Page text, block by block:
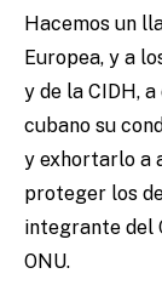
Hacemos un
Europea, y a
y de la CIDH,
cubano su
y exhortarlo a
proteger los
integrante del
ONU.